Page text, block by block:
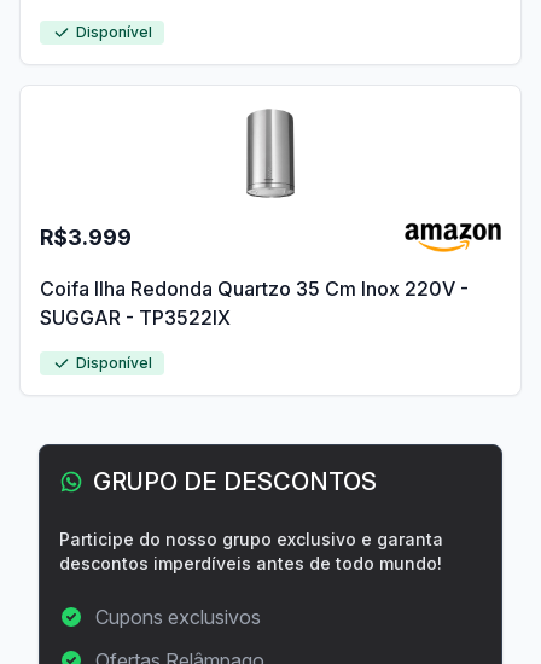
Disponível
R$3.999
Coifa Ilha Redonda Quartzo 35 Cm Inox 220V -
SUGGAR - TP3522IX
Disponível
GRUPO DE DESCONTOS
Participe do nosso grupo exclusivo e garanta
descontos imperdíveis antes de todo mundo!
Cupons exclusivos